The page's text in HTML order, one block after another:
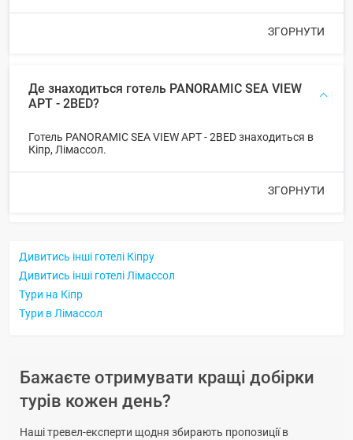
ЗГОРНУТИ
Де знаходиться готель PANORAMIC SEA VIEW
APT - 2BED?
Готель PANORAMIC SEA VIEW APT - 2BED знаходиться в
Кіпр, Лімассол.
ЗГОРНУТИ
Дивитись інші готелі Кіпру
Дивитись інші готелі Лімассол
Тури на Кіпр
Тури в Лімассол
Бажаєте отримувати кращі добірки
турів кожен день?
Наші тревел-експерти щодня збирають пропозиції в